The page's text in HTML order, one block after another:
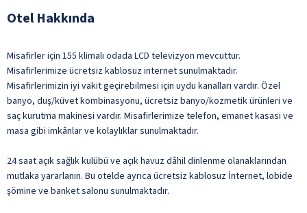
Otel Hakkında
Misafirler için 155 klimalı odada LCD televizyon mevcuttur.
Misafirlerimize ücretsiz kablosuz internet sunulmaktadır.
Misafirlerimizin iyi vakit geçirebilmesi için uydu kanalları vardır. Özel
banyo, duş/küvet kombinasyonu, ücretsiz banyo/kozmetik ürünleri ve
saç kurutma makinesi vardır. Misafirlerimize telefon, emanet kasası ve
masa gibi imkânlar ve kolaylıklar sunulmaktadır.
24 saat açık sağlık kulübü ve açık havuz dâhil dinlenme olanaklarından
mutlaka yararlanın. Bu otelde ayrıca ücretsiz kablosuz İnternet, lobide
şömine ve banket salonu sunulmaktadır.